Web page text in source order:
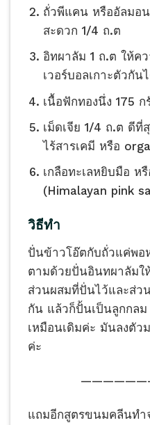
ถั่วพีแคน หรืออัลมอ
สะดวก 1/4 ถ.ต
อิท​ผาลัม​ 1 ถ.ต ให้ค
เวอร์บอลเกาะตัวกัน
เนื้อฟักทองนึ่ง 175 ก
เม็ดเจีย 1/4 ถ.ต ดีที่
ไร้สารเคมี หรือ
เกลือทะเล​หยิบ​มือ ห
(Himalayan pink
วิธีทำ
ปั่นข้าวโอ๊ต​กับถั่วแค่พอ
ตามด้วยปั่นอินทผาลัม​ใ
ส่วนผสม​ที่ปั่นไว้และส่ว
กัน แล้วก็ปั้นเป็นลูกกล
เหมือนเดิมค่ะ มันลงตัว
ค่ะ
แถมอีกสูตรขนมคลีนท